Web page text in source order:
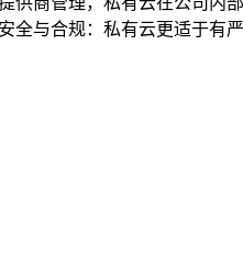
全与合规：私有云更适于